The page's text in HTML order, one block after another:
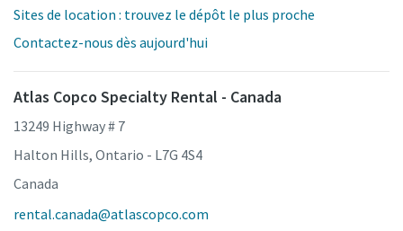
Sites de location : trouvez le dépôt le plus proche
Contactez-nous dès aujourd'hui
Atlas Copco Specialty Rental - Canada
13249 Highway # 7
Halton Hills, Ontario - L7G 4S4
Canada
rental.canada@atlascopco.com